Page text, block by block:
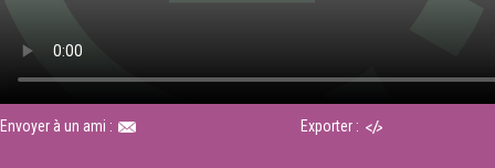
Envoyer à un ami : Exporter :